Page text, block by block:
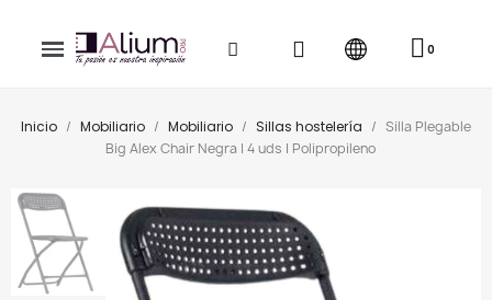
Inicio Mobiliario Mobiliario Sillas hostelería
Silla Plegable
Big Alex Chair Negra | 4 uds | Polipropileno